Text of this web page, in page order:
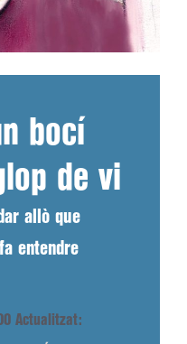
bocí
de vi
allò que
entendre
Actualitzat: